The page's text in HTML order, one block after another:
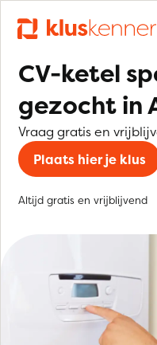
CV-ketel
gezocht in
Vraag gratis en
Plaats hier je klus
Altijd gratis en vrijblijvend